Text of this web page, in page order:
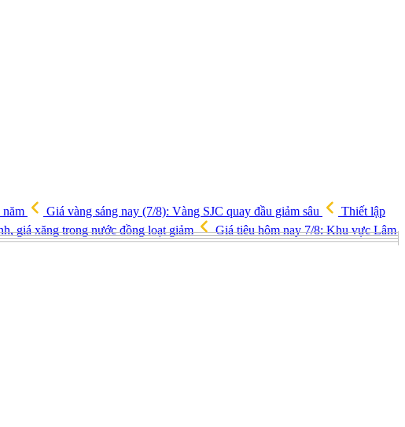
Giá vàng sáng nay (7/8): Vàng SJC quay đầu giảm sâu
Thiết lập
giá xăng trong nước đồng loạt giảm
Giá tiêu hôm nay 7/8: Khu vực Lâm